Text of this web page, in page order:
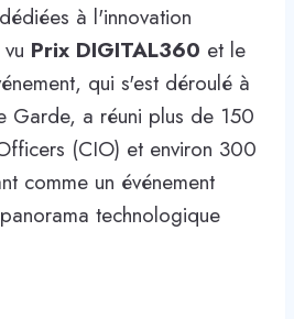
à l'innovation
Prix ​​DIGITAL360 et le
qui s'est déroulé à
Garde, a réuni plus de 150
(CIO) et environ 300
comme un événement
technologique